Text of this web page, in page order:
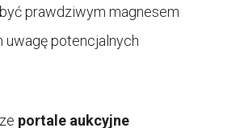
prawdziwym magnesem
potencjalnych
portale aukcyjne